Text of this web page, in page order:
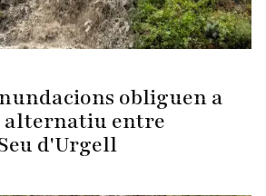
obliguen a
entre
d'Urgell